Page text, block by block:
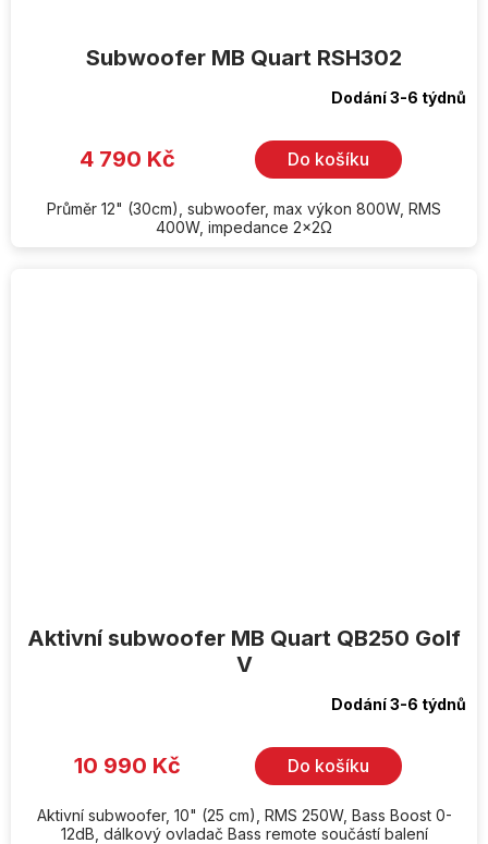
Subwoofer MB Quart RSH302
Dodání 3-6 týdnů
4 790 Kč Do košíku
Průměr 12" (30cm), subwoofer, max výkon 800W, RMS
400W, impedance 2x2Ω
Aktivní subwoofer MB Quart QB250 Golf
V
Dodání 3-6 týdnů
10 990 Kč Do košíku
Aktivní subwoofer, 10" (25 cm), RMS 250W, Bass Boost 0-
12dB, dálkový ovladač Bass remote součástí balení